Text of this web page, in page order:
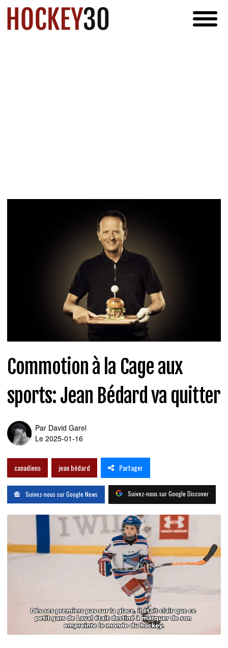
Commotion à la Cage aux
sports: Jean Bédard va quitter
Par David Garel
Le 2025-01-16
canadiens jean bédard Partager
Suivez-nous sur Google News Suivez-nous sur Google Discover